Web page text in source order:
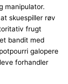
manipulator.
skuespiller røv
frugt
bandit med
galopere
forhandler